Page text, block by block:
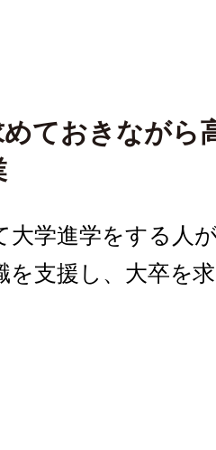
めておきながら
大学進学をする人
を支援し、大卒を